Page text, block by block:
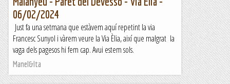
06/02/2024
Just fa una setmana que estàvem aquí repetint la via
Francesc Sunyol i vàrem veure la Via Èlia, així que malgrat la
vaga dels pagesos hi fem cap. Avui estem sols.
Manel&Ita